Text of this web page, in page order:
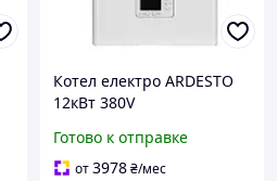
Котел електро ARDESTO
12кВт 380V
програмований
Готово к отправке
от3978₴/мес